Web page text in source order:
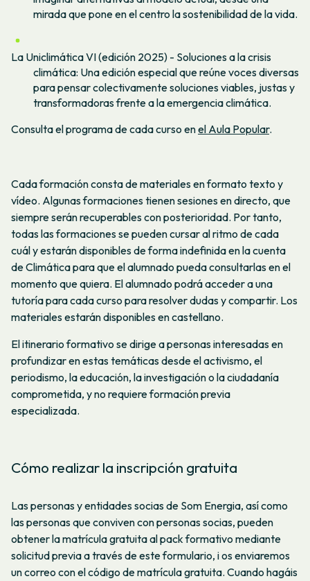
mirada que pone en el centro la sostenibilidad de la vida.
La Uniclimática VI (edición 2025) - Soluciones a la crisis
climática: Una edición especial que reúne voces diversas
para pensar colectivamente soluciones viables, justas y
transformadoras frente a la emergencia climática.
Consulta el programa de cada curso enel Aula Popular.
Cada formación consta de materiales en formato texto y
vídeo. Algunas formaciones tienen sesiones en directo, que
siempre serán recuperables con posterioridad. Por tanto,
todas las formaciones se pueden cursar al ritmo de cada
cuál y estarán disponibles de forma indefinida en la cuenta
de Climática para que el alumnado pueda consultarlas en el
momento que quiera. El alumnado podrá acceder a una
tutoría para cada curso para resolver dudas y compartir. Los
materiales estarán disponibles en castellano.
El itinerario formativo se dirige a personas interesadas en
profundizar en estas temáticas desde el activismo, el
periodismo, la educación, la investigación o la ciudadanía
comprometida, y no requiere formación previa
especializada.
Cómo realizar la inscripción gratuita
Las personas y entidades socias de Som Energia, así como
las personas que conviven con personas socias, pueden
obtener la matrícula gratuita al pack formativo mediante
solicitud previa a través de este formulario, i os enviaremos
un correo con el código de matrícula gratuita. Cuando hagáis